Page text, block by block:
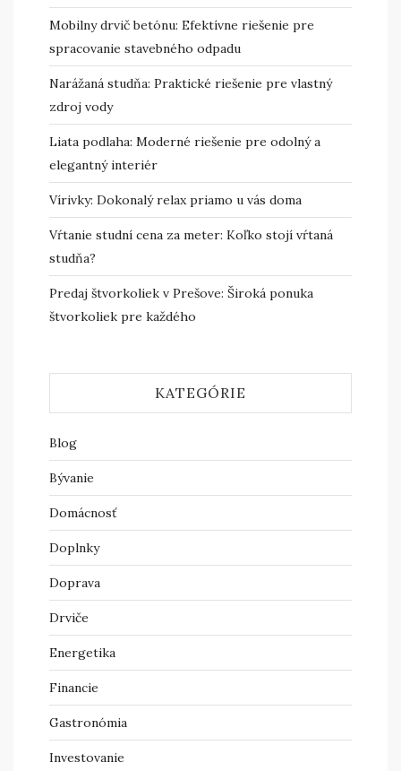
Mobilny drvič betónu: Efektívne riešenie pre
spracovanie stavebného odpadu
Narážaná studňa: Praktické riešenie pre vlastný
zdroj vody
Liata podlaha: Moderné riešenie pre odolný a
elegantný interiér
Vírivky: Dokonalý relax priamo u vás doma
Vŕtanie studní cena za meter: Koľko stojí vŕtaná
studňa?
Predaj štvorkoliek v Prešove: Široká ponuka
štvorkoliek pre každého
KATEGÓRIE
Blog
Bývanie
Domácnosť
Doplnky
Doprava
Drviče
Energetika
Financie
Gastronómia
Investovanie